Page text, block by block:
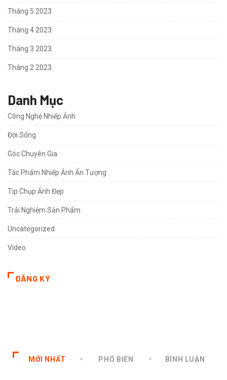
Tháng 5 2023
Tháng 4 2023
Tháng 3 2023
Tháng 2 2023
Danh Mục
Công Nghệ Nhiếp Ảnh
Đời Sống
Góc Chuyên Gia
Tác Phẩm Nhiếp Ảnh Ấn Tượng
Tip Chụp Ảnh Đẹp
Trải Nghiệm Sản Phẩm
Uncategorized
Video
ĐĂNG KÝ
MỚI NHẤT PHỔ BIẾN BÌNH LUẬN